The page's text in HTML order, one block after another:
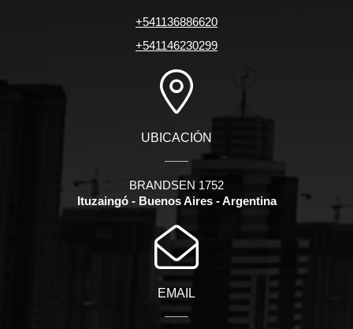
+541136886620
+541146230299
UBICACIÓN
BRANDSEN 1752
Ituzaingó - Buenos Aires - Argentina
EMAIL